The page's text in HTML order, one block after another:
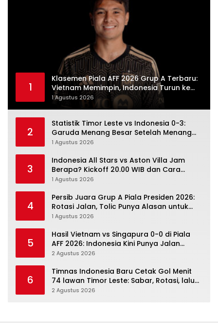
1
Klasemen Piala AFF 2026 Grup A Terbaru:
Vietnam Memimpin, Indonesia Turun ke
Posisi Tiga
1 Agustus 2026
2
Statistik Timor Leste vs Indonesia 0-3:
Garuda Menang Besar Setelah Menang
Angka Lebih Dulu
1 Agustus 2026
3
Indonesia All Stars vs Aston Villa Jam
Berapa? Kickoff 20.00 WIB dan Cara
Nonton Resminya
1 Agustus 2026
4
Persib Juara Grup A Piala Presiden 2026:
Rotasi Jalan, Tolic Punya Alasan untuk
Percaya
1 Agustus 2026
5
Hasil Vietnam vs Singapura 0-0 di Piala
AFF 2026: Indonesia Kini Punya Jalan
Terbuka
2 Agustus 2026
6
Timnas Indonesia Baru Cetak Gol Menit
74 lawan Timor Leste: Sabar, Rotasi, lalu
Pecah
2 Agustus 2026